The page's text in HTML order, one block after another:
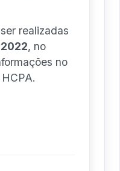
realizadas
, no
no